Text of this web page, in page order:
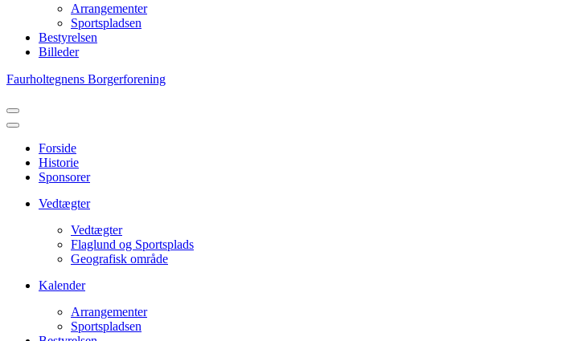
Arrangementer
Sportspladsen
Bestyrelsen
Billeder
Faurholtegnens Borgerforening
Navigation
menu
Navigation
Forside
Historie
Sponsorer
Vedtægter
Vedtægter
Flaglund og Sportsplads
Geografisk område
Kalender
Arrangementer
Sportspladsen